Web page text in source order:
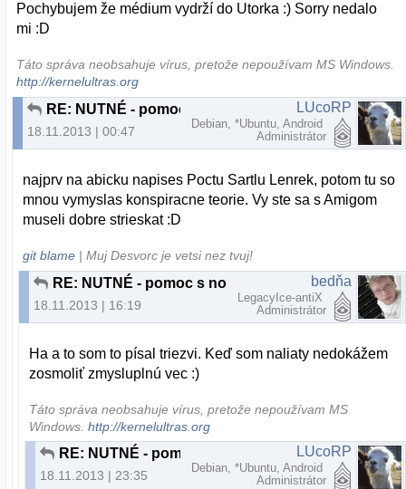
Pochybujem že médium vydrží do Utorka :) Sorry nedalo
mi :D
Táto správa neobsahuje vírus, pretože nepoužívam MS Windows.
http://kernelultras.org
18.11.2013 | 00:47
LUcoRP
Debian, *Ubuntu, Android
Administrátor
najprv na abicku napises Poctu Sartlu Lenrek, potom tu so
mnou vymyslas konspiracne teorie. Vy ste sa s Amigom
museli dobre strieskat :D
git blame | Muj Desvorc je vetsi nez tvuj!
18.11.2013 | 16:19
bedňa
LegacyIce-antiX
Administrátor
Ha a to som to písal triezvi. Keď som naliaty nedokážem
zosmoliť zmysluplnú vec :)
Táto správa neobsahuje vírus, pretože nepoužívam MS
Windows.http://kernelultras.org
18.11.2013 | 23:35
LUcoRP
Debian, *Ubuntu, Android
Administrátor